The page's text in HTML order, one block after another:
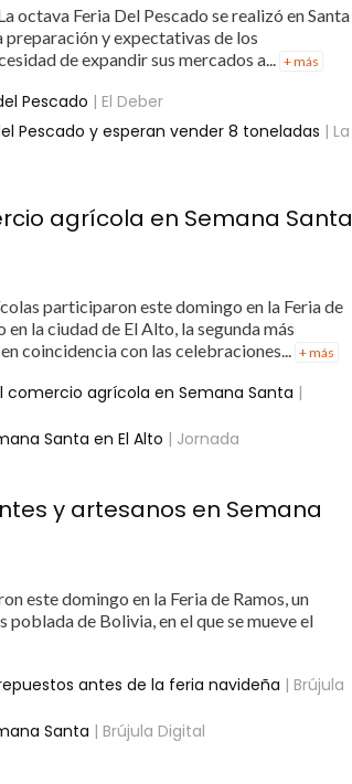
octava Feria Del Pescado se realizó en Santa
preparación y expectativas de los
de expandir sus mercados a... + más
Pescado | El Deber
Pescado y esperan vender 8 toneladas | La
agrícola en Semana Santa
participaron este domingo en la Feria de
la ciudad de El Alto, la segunda más
coincidencia con las celebraciones... + más
comercio agrícola en Semana Santa |
Santa en El Alto | Jornada
y artesanos en Semana
este domingo en la Feria de Ramos, un
de Bolivia, en el que se mueve el
antes de la feria navideña | Brújula
Santa | Brújula Digital